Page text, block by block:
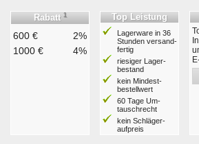
Rabatt 1
600 €
2%
1000 €
4%
Top Leistung
Lagerware in 36
Stunden ver­sand­
fertig
riesiger Lager­
bestand
kein Mindest­
bestell­wert
60 Tage Um­
tausch­recht
kein Schläger­
aufpreis